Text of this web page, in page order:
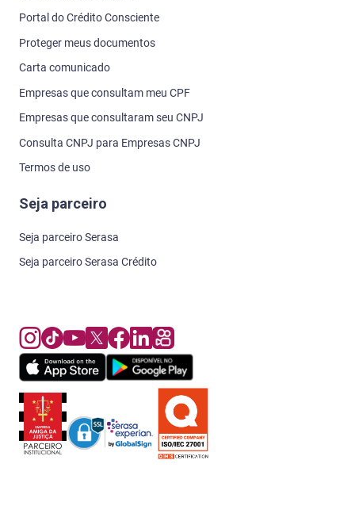
Portal do Crédito Consciente
Proteger meus documentos
Carta comunicado
Empresas que consultam meu CPF
Empresas que consultaram seu CNPJ
Consulta CNPJ para Empresas CNPJ
Termos de uso
Seja parceiro
Seja parceiro Serasa
Seja parceiro Serasa Crédito